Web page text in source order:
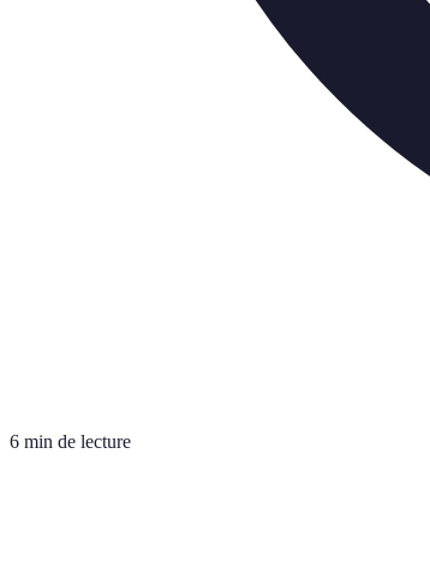
6 min de lecture